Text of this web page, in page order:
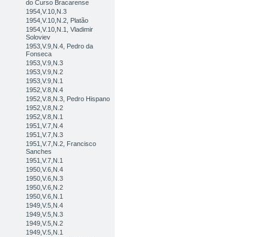
do Curso Bracarense
1954,V.10,N.3
1954,V.10,N.2, Platão
1954,V.10,N.1, Vladimir
Soloviev
1953,V.9,N.4, Pedro da
Fonseca
1953,V.9,N.3
1953,V.9,N.2
1953,V.9,N.1
1952,V.8,N.4
1952,V.8,N.3, Pedro Hispano
1952,V.8,N.2
1952,V.8,N.1
1951,V.7,N.4
1951,V.7,N.3
1951,V.7,N.2, Francisco
Sanches
1951,V.7,N.1
1950,V.6,N.4
1950,V.6,N.3
1950,V.6,N.2
1950,V.6,N.1
1949,V.5,N.4
1949,V.5,N.3
1949,V.5,N.2
1949,V.5,N.1